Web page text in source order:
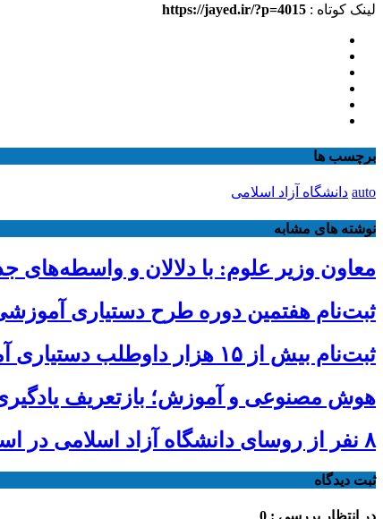
لینک کوتاه : https://jayed.ir/?p=4015
برچسب ها
auto دانشگاه آزاد اسلامی
نوشته های مشابه
معاون وزیر علوم: با دلالان و
ثبت‌نام هفتمین دوره طرح دستیاری آموزشی دانشگاه
ثبت‌نام بیش از ۱۵ هزار داوطلب دستیاری آموزشی تا امروز/ مهلت ثبت نام تمدید شد
هوش مصنوعی و آموزش؛ بازتعریف
۸ نفر از روسای دانشگاه آزاد اسلامی در استان‌ها ابقا شدند
ثبت دیدگاه
در انتظار بررسی : 0